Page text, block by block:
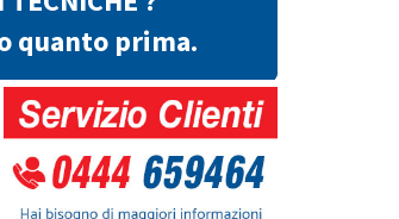
quanto prima.